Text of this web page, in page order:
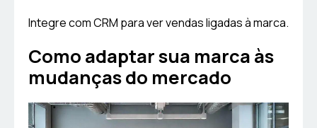
Integre com CRM para ver vendas ligadas à marca.
Como adaptar sua marca às
mudanças do mercado